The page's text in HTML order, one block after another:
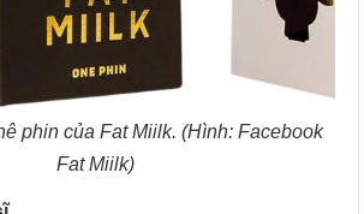
phin của Fat Miilk. (Hình: Facebook
Fat Miilk)